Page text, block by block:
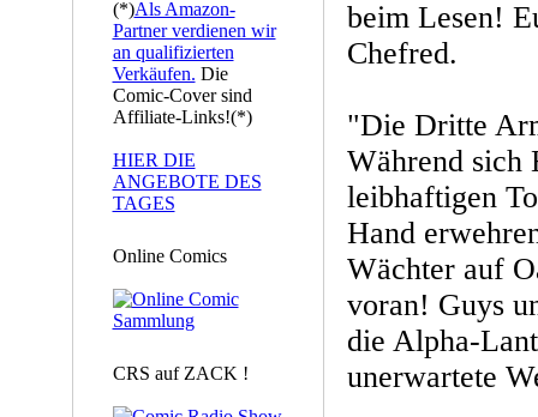
(*)Als Amazon-
Partner verdienen wir
an qualifizierten
Verkäufen. Die
Comic-Cover sind
Affiliate-Links!(*)
HIER DIE
ANGEBOTE DES
TAGES
Online Comics
CRS auf ZACK !
beim Lesen!
Chefred.
"Die Dritte
Während sich
leibhaftigen
Hand
Wächter auf
voran! Guys
die Alpha-
unerwartete